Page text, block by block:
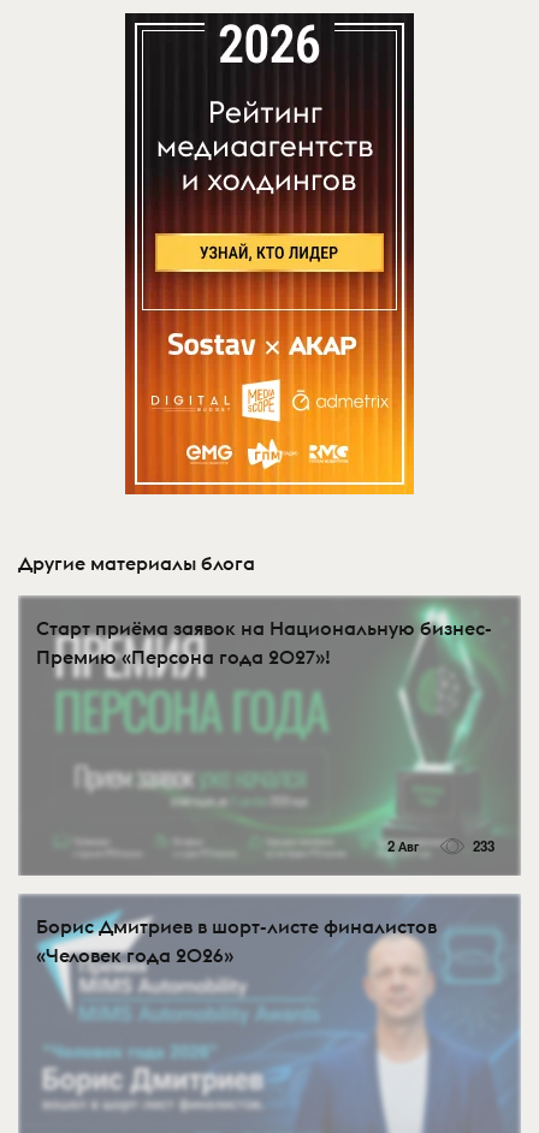
Другие материалы блога
Старт приёма заявок на Национальную бизнес-
Премию «Персона года 2027»!
2 Авг 233
Борис Дмитриев в шорт-листе финалистов
«Человек года 2026»